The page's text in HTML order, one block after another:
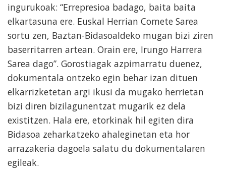
ingurukoak: “Errepresioa badago, baita baita
elkartasuna ere. Euskal Herrian Comete Sarea
sortu zen, Baztan-Bidasoaldeko mugan bizi ziren
baserritarren artean. Orain ere, Irungo Harrera
Sarea dago”. Gorostiagak azpimarratu duenez,
dokumentala ontzeko egin behar izan dituen
elkarrizketetan argi ikusi da mugako herrietan
bizi diren bizilagunentzat mugarik ez dela
existitzen. Hala ere, etorkinak hil egiten dira
Bidasoa zeharkatzeko ahaleginetan eta hor
arrazakeria dagoela salatu du dokumentalaren
egileak.